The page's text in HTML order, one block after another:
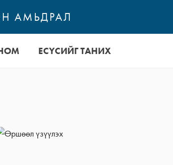
АМЬДРАЛ
ЕСҮСИЙГ ТАНИХ